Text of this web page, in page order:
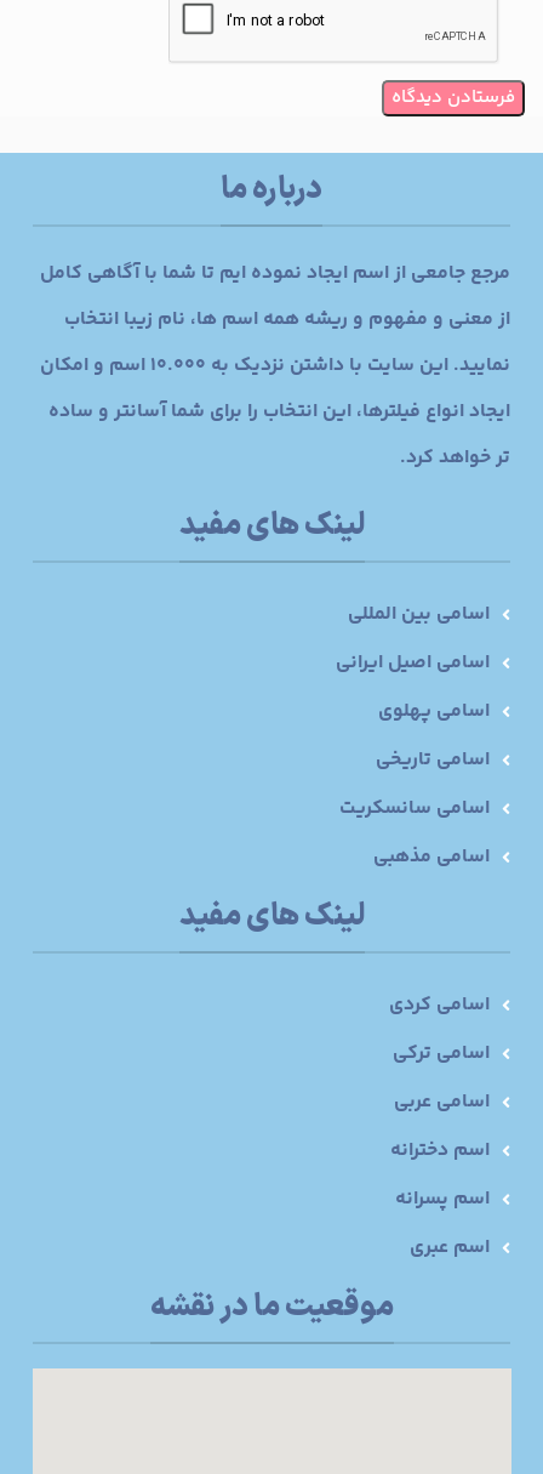
درباره ما
مرجع جامعی از اسم ایجاد نموده ایم تا شما با آگاهی کامل
از معنی و مفهوم و ریشه همه اسم ها، نام زیبا انتخاب
نمایید. این سایت با داشتن نزدیک به 10.000 اسم و امکان
ایجاد انواع فیلترها، این انتخاب را برای شما آسانتر و ساده
تر خواهد کرد.
لینک های مفید
اسامی بین المللی
اسامی اصیل ایرانی
اسامی پهلوی
اسامی تاریخی
اسامی سانسکریت
اسامی مذهبی
لینک های مفید
اسامی کردی
اسامی ترکی
اسامی عربی
اسم دخترانه
اسم پسرانه
اسم عبری
موقعیت ما در نقشه